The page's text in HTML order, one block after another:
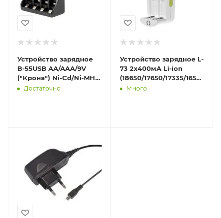
Устройство зарядное
B-55USB AA/AAA/9V
("Крона") Ni-Cd/Ni-MH
кабель USB-MicroUSB в
Достаточно
Устройство зарядное L-
73 2х400мА Li-ion
(18650/17650/17335/16500/
4.2В DC ФАZА 5005389
Много